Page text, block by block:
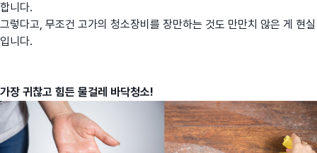
합니다.
그렇다고, 무조건 고가의 청소장비를 장만하는 것도 만만치 않은 게 현실
입니다.
가장 귀찮고 힘든 물걸레 바닥청소!